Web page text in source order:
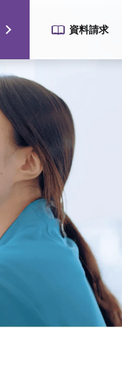
資料請求